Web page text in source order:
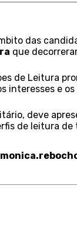
das
que
de Leitura
interesses e
deve
de leitura de